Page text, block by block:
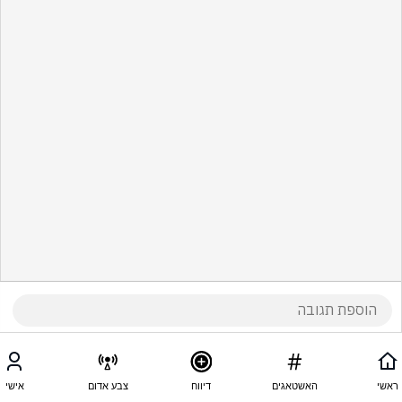
ראשי האשטאגים דיווח צבע אדום אישי